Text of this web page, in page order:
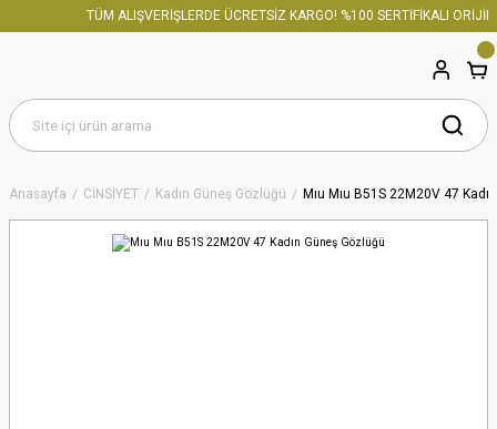
TÜM ALIŞVERİŞLERDE ÜCRETSİZ KARGO! %100 SERTİFİKALI
Anasayfa CİNSİYET Kadın Güneş Gözlüğü Mıu Mıu B51S 22M20V 47